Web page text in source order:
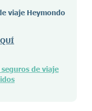
viaje Heymondo
de viaje